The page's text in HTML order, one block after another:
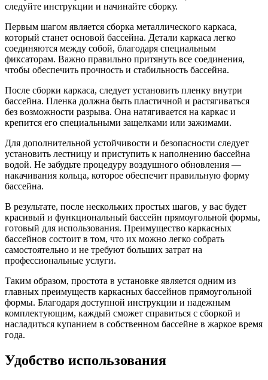
следуйте инструкции и начинайте сборку.
Первым шагом является сборка металлического каркаса,
который станет основой бассейна. Детали каркаса легко
соединяются между собой, благодаря специальным
фиксаторам. Важно правильно притянуть все соединения,
чтобы обеспечить прочность и стабильность бассейна.
После сборки каркаса, следует установить пленку внутри
бассейна. Пленка должна быть пластичной и растягиваться
без возможности разрыва. Она натягивается на каркас и
крепится его специальными защелками или зажимами.
Для дополнительной устойчивости и безопасности следует
установить лестницу и приступить к наполнению бассейна
водой. Не забудьте процедуру воздушного обновления —
накачивания кольца, которое обеспечит правильную форму
бассейна.
В результате, после нескольких простых шагов, у вас будет
красивый и функциональный бассейн прямоугольной формы,
готовый для использования. Преимущество каркасных
бассейнов состоит в том, что их можно легко собрать
самостоятельно и не требуют больших затрат на
профессиональные услуги.
Таким образом, простота в установке является одним из
главных преимуществ каркасных бассейнов прямоугольной
формы. Благодаря доступной инструкции и надежным
комплектующим, каждый сможет справиться с сборкой и
насладиться купанием в собственном бассейне в жаркое время
года.
Удобство использования